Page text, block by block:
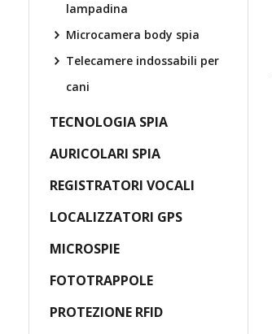
lampadina
Microcamera body spia
Telecamere indossabili per
cani
TECNOLOGIA SPIA
AURICOLARI SPIA
REGISTRATORI VOCALI
LOCALIZZATORI GPS
MICROSPIE
FOTOTRAPPOLE
PROTEZIONE RFID